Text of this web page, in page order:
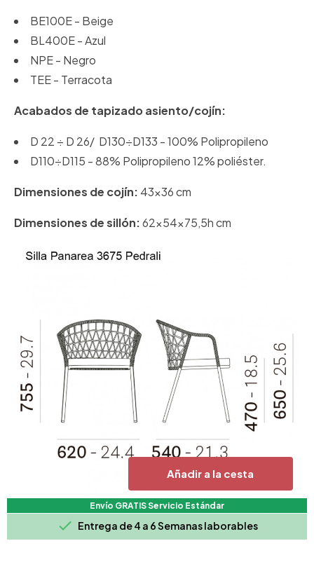
Añadir a la cesta
Envío GRATIS Servicio Estándar
 Entrega de 4 a 6 Semanas laborables
BE100E - Beige
BL400E - Azul
NPE - Negro
TEE - Terracota
Acabados de tapizado asiento/cojín:
D 22 ÷ D 26/ D130÷D133 - 100% Polipropileno
D110÷D115 - 88% Polipropileno 12% poliéster.
Dimensiones de cojín: 43x36 cm
Dimensiones de sillón:62x54x75,5h cm